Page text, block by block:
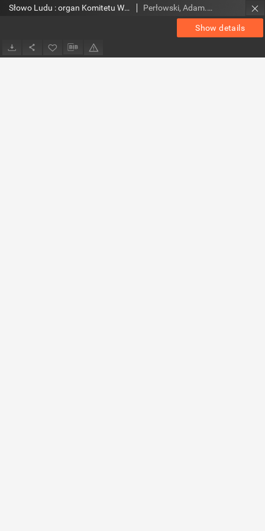
Show details
Słowo Ludu : organ Komitetu Wojewódzkiego Polskiej Zjednoczonej Partii Robotniczej, 1983, R.XXXV, nr 181 Perłowski, Adam. Red.